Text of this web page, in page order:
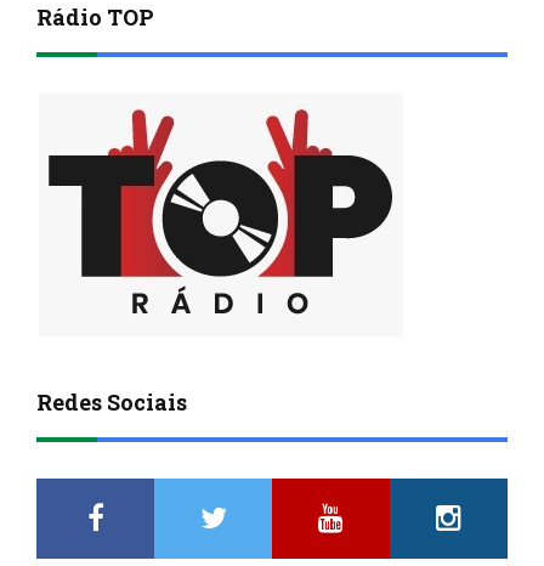
Rádio TOP
Redes Sociais